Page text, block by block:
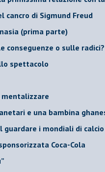
cancro di Sigmund Freud
(prima parte)
conseguenze o sulle radici?
spettacolo
mentalizzare
e una bambina
guardare i mondiali di
Coca-Cola